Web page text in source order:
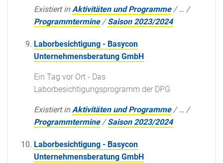
Existiert in Aktivitäten und Programme /… /
Programmtermine /Saison 2023/2024
Laborbesichtigung - Basycon
Unternehmensberatung GmbH
Ein Tag vor Ort - Das
Laborbesichtigungsprogramm der DPG
Existiert in Aktivitäten und Programme /… /
Programmtermine /Saison 2023/2024
Laborbesichtigung - Basycon
Unternehmensberatung GmbH